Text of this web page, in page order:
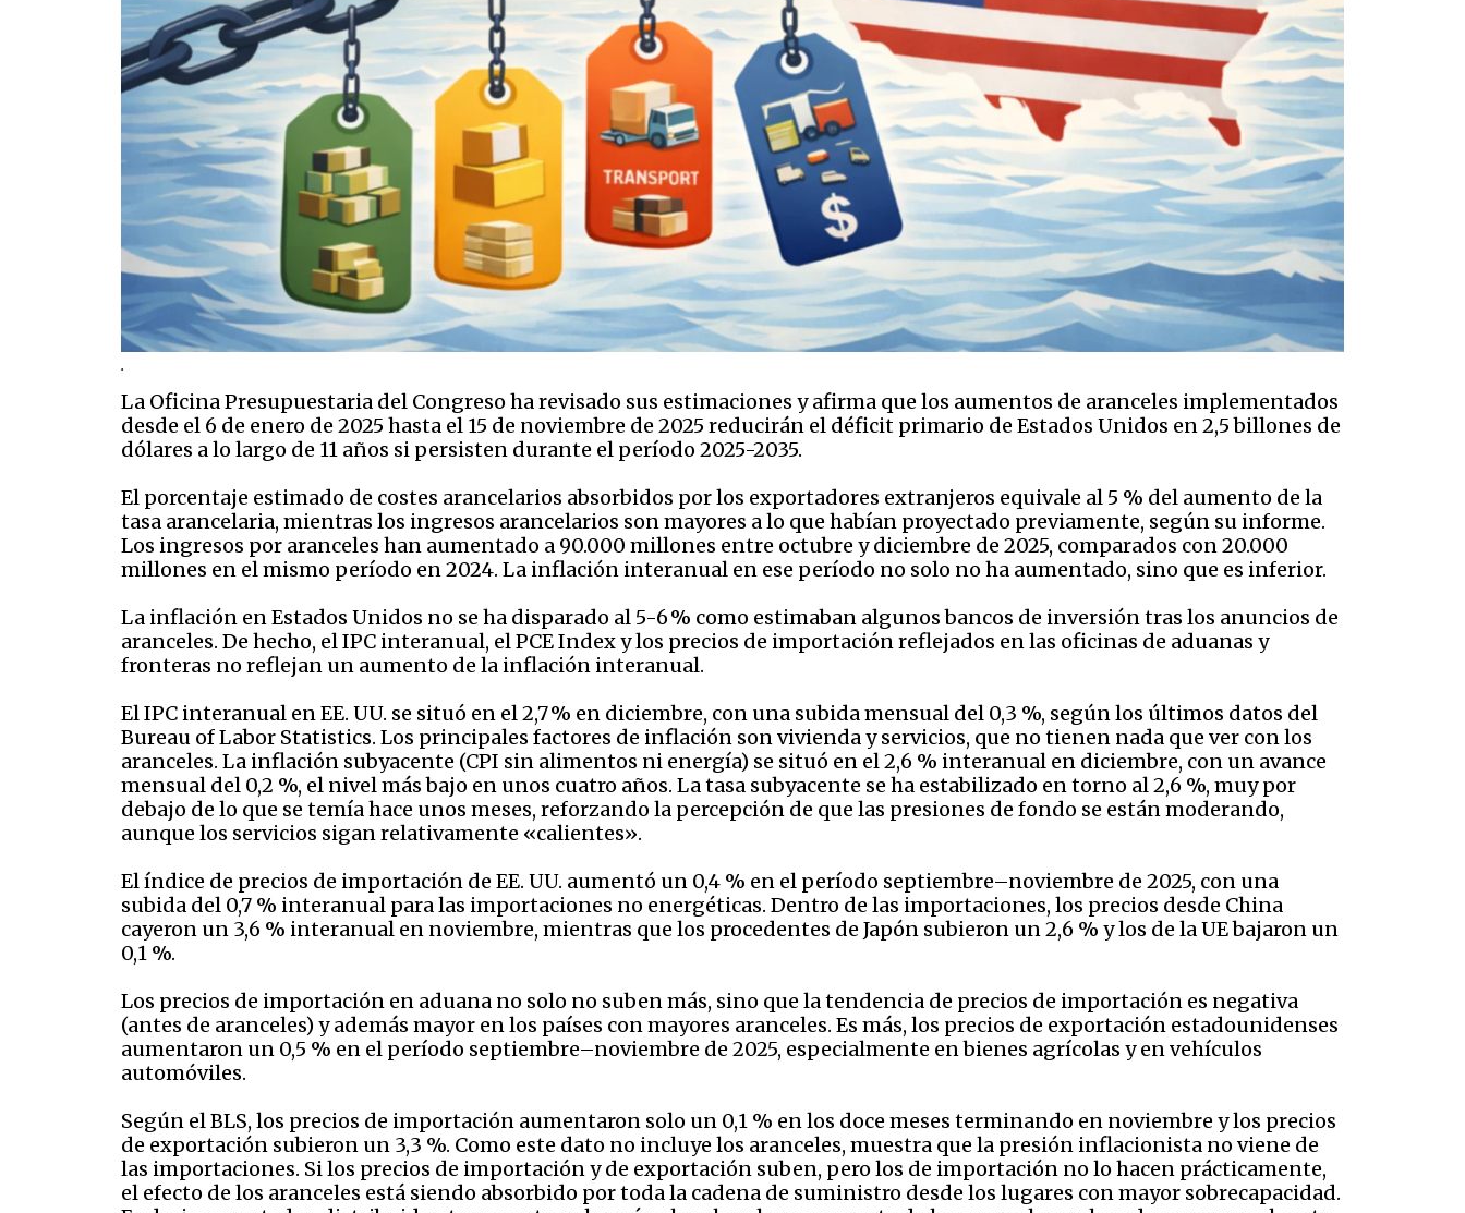
.
La Oficina Presupuestaria del Congreso ha revisado sus estimaciones y afirma que los aumentos de aranceles implementados
desde el 6 de enero de 2025 hasta el 15 de noviembre de 2025 reducirán el déficit primario de Estados Unidos en 2,5 billones de
dólares a lo largo de 11 años si persisten durante el período 2025-2035.
El porcentaje estimado de costes arancelarios absorbidos por los exportadores extranjeros equivale al 5 % del aumento de la
tasa arancelaria, mientras los ingresos arancelarios son mayores a lo que habían proyectado previamente, según su informe.
Los ingresos por aranceles han aumentado a 90.000 millones entre octubre y diciembre de 2025, comparados con 20.000
millones en el mismo período en 2024. La inflación interanual en ese período no solo no ha aumentado, sino que es inferior.
La inflación en Estados Unidos no se ha disparado al 5-6 % como estimaban algunos bancos de inversión tras los anuncios de
aranceles. De hecho, el IPC interanual, el PCE Index y los precios de importación reflejados en las oficinas de aduanas y
fronteras no reflejan un aumento de la inflación interanual.
El IPC interanual en EE. UU. se situó en el 2,7 % en diciembre, con una subida mensual del 0,3 %, según los últimos datos del
Bureau of Labor Statistics. Los principales factores de inflación son vivienda y servicios, que no tienen nada que ver con los
aranceles. La inflación subyacente (CPI sin alimentos ni energía) se situó en el 2,6 % interanual en diciembre, con un avance
mensual del 0,2 %, el nivel más bajo en unos cuatro años. La tasa subyacente se ha estabilizado en torno al 2,6 %, muy por
debajo de lo que se temía hace unos meses, reforzando la percepción de que las presiones de fondo se están moderando,
aunque los servicios sigan relativamente «calientes».
El índice de precios de importación de EE. UU. aumentó un 0,4 % en el período septiembre–noviembre de 2025, con una
subida del 0,7 % interanual para las importaciones no energéticas. Dentro de las importaciones, los precios desde China
cayeron un 3,6 % interanual en noviembre, mientras que los procedentes de Japón subieron un 2,6 % y los de la UE bajaron un
0,1 %.
Los precios de importación en aduana no solo no suben más, sino que la tendencia de precios de importación es negativa
(antes de aranceles) y además mayor en los países con mayores aranceles. Es más, los precios de exportación estadounidenses
aumentaron un 0,5 % en el período septiembre–noviembre de 2025, especialmente en bienes agrícolas y en vehículos
automóviles.
Según el BLS, los precios de importación aumentaron solo un 0,1 % en los doce meses terminando en noviembre y los precios
de exportación subieron un 3,3 %. Como este dato no incluye los aranceles, muestra que la presión inflacionista no viene de
las importaciones. Si los precios de importación y de exportación suben, pero los de importación no lo hacen prácticamente,
el efecto de los aranceles está siendo absorbido por toda la cadena de suministro desde los lugares con mayor sobrecapacidad.